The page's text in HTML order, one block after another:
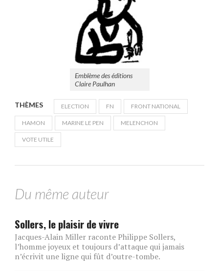
Emblème des éditions
Claire Paulhan
THÈMES ELECTION FN FRONT NATIONAL
HAMON MARINE LE PEN MELENCHON
VOTE UTILE
Du même auteur
Sollers, le plaisir de vivre
Jacques-Alain Miller raconte Philippe Sollers,
l’homme joyeux et toujours d’attaque qui jamais
n’écrivit une ligne qui fût d’outre-tombe.